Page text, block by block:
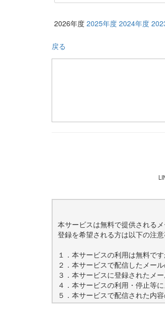
2026年度 2025年度 2024年度
戻る
本サービスは無料で提供されるメ
登録を希望される方は以下の注
１．本サービスの利用は無料で
２．本サービスで配信したメー
３．本サービスに登録されたメ
４．本サービスの利用・停止等
５．本サービスで配信された内